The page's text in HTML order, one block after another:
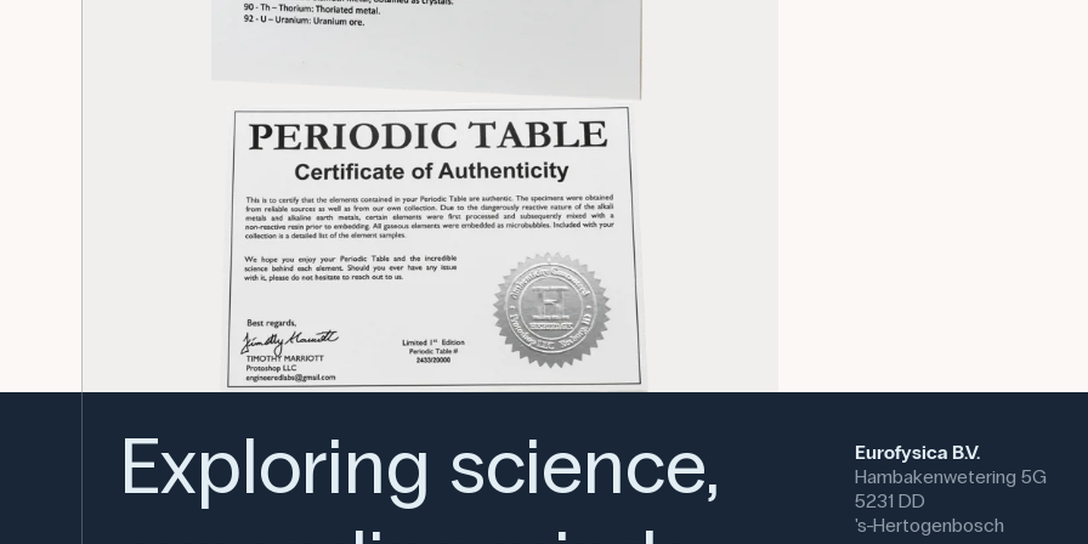
Exploring science,
Eurofysica B.V.
Hambakenwetering 5G
5231 DD
's-Hertogenbosch